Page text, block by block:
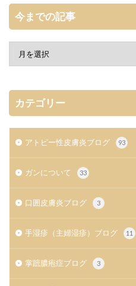
今までの記事
カテゴリー
アトピー性皮膚炎ブログ 93
ガンについて 33
口囲皮膚炎ブログ 3
手湿疹（主婦湿疹）ブログ 11
掌蹠膿疱症ブログ 3